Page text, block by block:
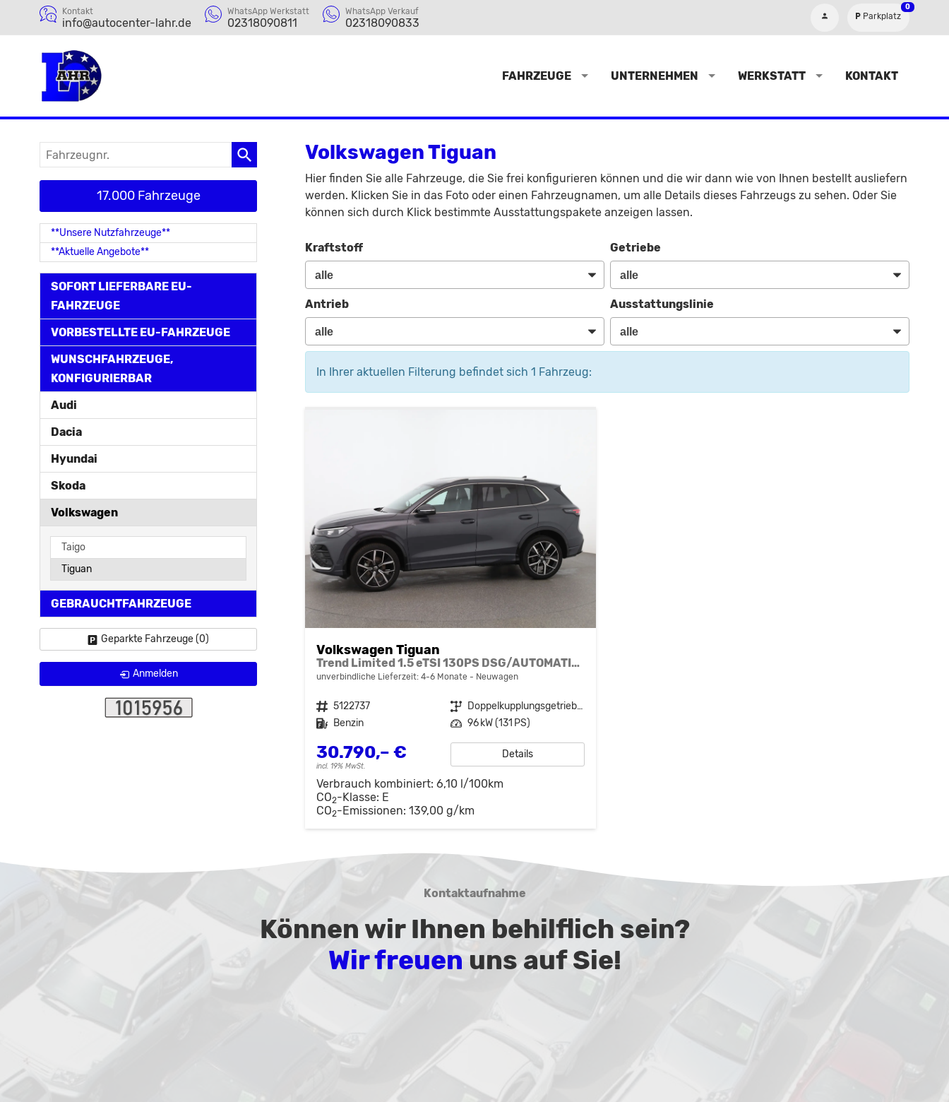
Kontakt
info@autocenter-lahr.de
WhatsApp Werkstatt
02318090811
WhatsApp Verkauf
02318090833
Parkplatz
0
FAHRZEUGE UNTERNEHMEN WERKSTATT KONTAKT
Volkswagen Tiguan
Hier finden Sie alle Fahrzeuge, die Sie frei konfigurieren können und die wir dann wie von Ihnen bestellt ausliefern
werden. Klicken Sie in das Foto oder einen Fahrzeugnamen, um alle Details dieses Fahrzeugs zu sehen. Oder Sie
können sich durch Klick bestimmte Ausstattungspakete anzeigen lassen.
Kraftstoff Getriebe
Antrieb Ausstattungslinie
In Ihrer aktuellen Filterung befindet sich 1 Fahrzeug:
Volkswagen Tiguan
Trend Limited 1.5 eTSI 130PS DSG/AUTOMATIK, 17" Alu, ACC-Tempomat, LED-Scheinwerfer, Parksensoren vo/hi, Rückfahrkamera, Digital Cockpit Pro, Radio Ready2Discover 12,9" + App-Connect, Climatronic, M-Lederlenkrad, Dachreling
unverbindliche Lieferzeit: 4-6 Monate Neuwagen
Fahrzeugnr. 5122737 Getriebe
Doppelkupplungsgetriebe (DSG)
Kraftstoff Benzin Leistung 96 kW (131 PS)
30.790,– €
incl. 19% MwSt.
Details
Verbrauch kombiniert: 6,10 l/100km
CO2-Klasse: E
CO2-Emissionen: 139,00 g/km
Fahrzeugnr.
17.000 Fahrzeuge
**Unsere Nutzfahrzeuge**
**Aktuelle Angebote**
SOFORT LIEFERBARE EU-
FAHRZEUGE
VORBESTELLTE EU-FAHRZEUGE
WUNSCHFAHRZEUGE,
KONFIGURIERBAR
Audi
Dacia
Hyundai
Skoda
Volkswagen
Taigo
Tiguan
GEBRAUCHTFAHRZEUGE
Geparkte Fahrzeuge (0)
Anmelden
Kontaktaufnahme
Können wir Ihnen behilflich sein?
Wir freuen uns auf Sie!